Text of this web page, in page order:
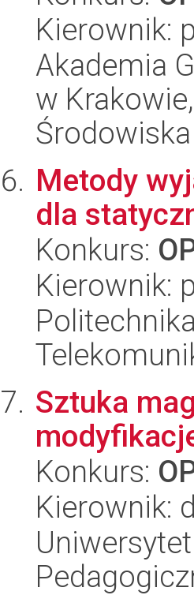
Kierownik:
Akademia
w
Środowiska
Metody
dla
Konkurs:
Kierownik:
Sztuka
Konkurs:
Kierownik: